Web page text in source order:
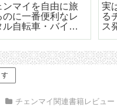
とは何か、初回届
の方法などの詳細
説
ェ
の
チェンマイ関連書籍レビュー